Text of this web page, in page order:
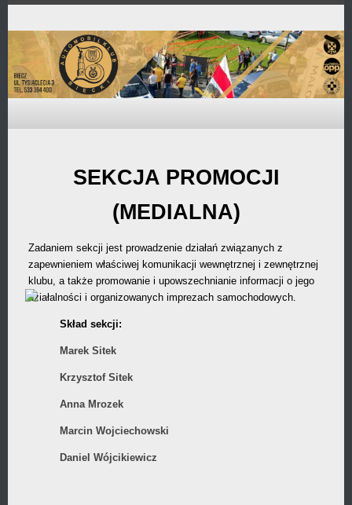
Przejdź
zawartości
SEKCJA PROMOCJI
(MEDIALNA)
Zadaniem sekcji jest prowadzenie działań związanych z
zapewnieniem właściwej komunikacji wewnętrznej i zewnętrznej
klubu, a także promowanie i upowszechnianie informacji o jego
działalności i organizowanych imprezach samochodowych.
Skład sekcji:
Marek Sitek
Krzysztof Sitek
Anna Mrozek
Marcin Wojciechowski
Daniel Wójcikiewicz